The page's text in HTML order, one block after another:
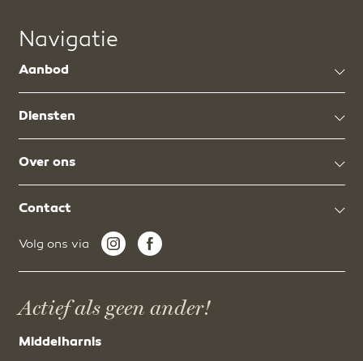
Navigatie
Aanbod
Diensten
Over ons
Contact
Volg ons via
Actief als geen ander!
Middelharnis